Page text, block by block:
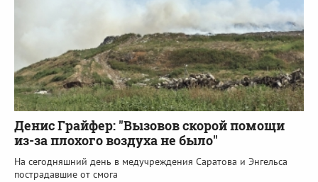
Денис Грайфер: "Вызовов скорой помощи
из-за плохого воздуха не было"
На сегодняшний день в медучреждения Саратова и Энгельса
пострадавшие от смога